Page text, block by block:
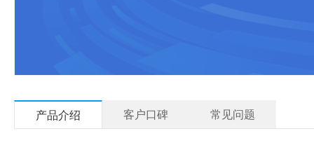
产品介绍 客户口碑 常见问题